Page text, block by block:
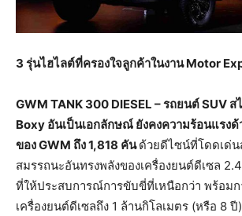
3 รุ่นไฮไลต์ที่ครองใจลูกค้าในงานMotor
GWM TANK 300 DIESEL –รถยนต์SUV ส
Boxy อันเป็นเอกลักษณ์ ยังคงความร้อนแรง
ของGWM ถึง1,818 คัน ด้วยดีไซน์ที่โดดเด่
สมรรถนะอันทรงพลังของเครื่องยนต์ดีเซล
ที่ให้ประสบการณ์การขับขี่ที่เหนือกว่า พร้อม
เครื่องยนต์ดีเซลถึง 1 ล้านกิโลเมตร (หรือ 8